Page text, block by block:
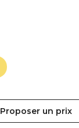
Proposer un prix